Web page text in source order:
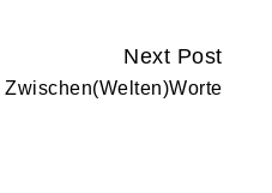
Next Post
Zwischen(Welten)Worte